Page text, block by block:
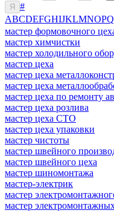
Я
#
ABCDEFGHIJKLMNOPQ
мастер формовочного
мастер химчистки
мастер холодильного
мастер цеха
мастер цеха
мастер цеха
мастер цеха по ремонту
мастер цеха розлива
мастер цеха СТО
мастер цеха упаковки
мастер чистоты
мастер швейного
мастер швейного цеха
мастер шиномонтажа
мастер-электрик
мастер
мастер